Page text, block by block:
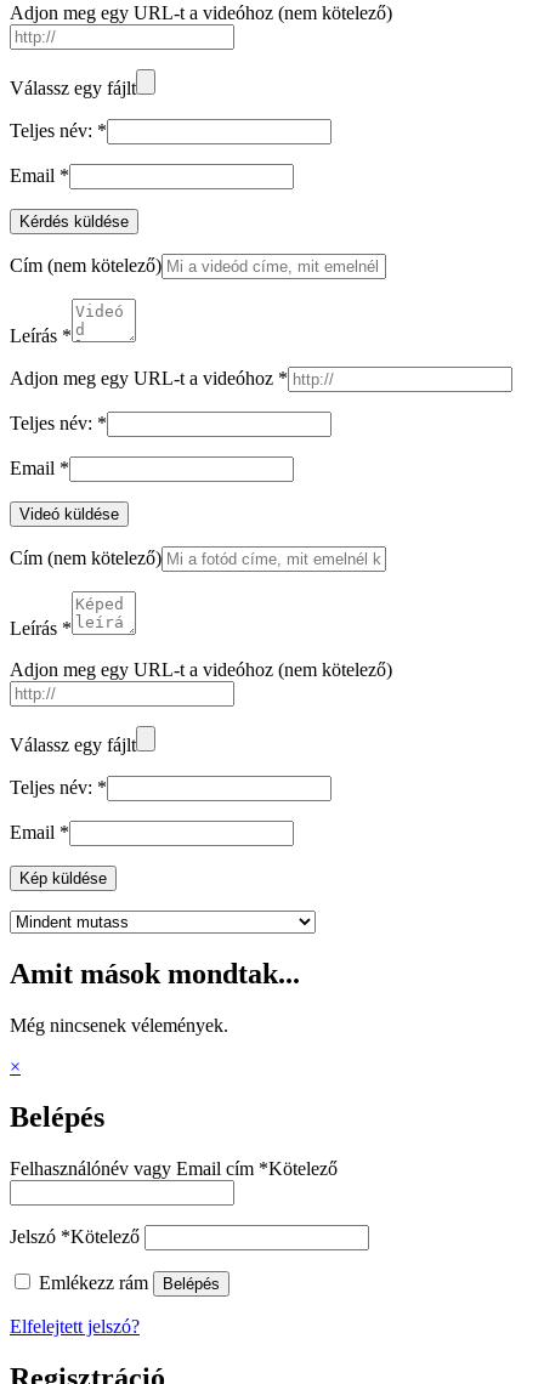
Adjon meg egy URL-t a videóhoz (nem kötelező)
Válassz egy fájlt
Teljes név: *
Email *
Kérdés küldése
Cím (nem kötelező)
Leírás *
Adjon meg egy URL-t a videóhoz *
Teljes név: *
Email *
Videó küldése
Cím (nem kötelező)
Leírás *
Adjon meg egy URL-t a videóhoz (nem kötelező)
Válassz egy fájlt
Teljes név: *
Email *
Kép küldése
Amit mások mondtak...
Még nincsenek vélemények.
×
Belépés
Felhasználónév vagy Email cím *Kötelező
Jelszó *Kötelező
Emlékezz rám Belépés
Elfelejtett jelszó?